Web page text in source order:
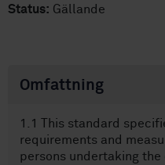
Status: Gällande
Omfattning
1.1 This standard
requirements and
persons undertaking